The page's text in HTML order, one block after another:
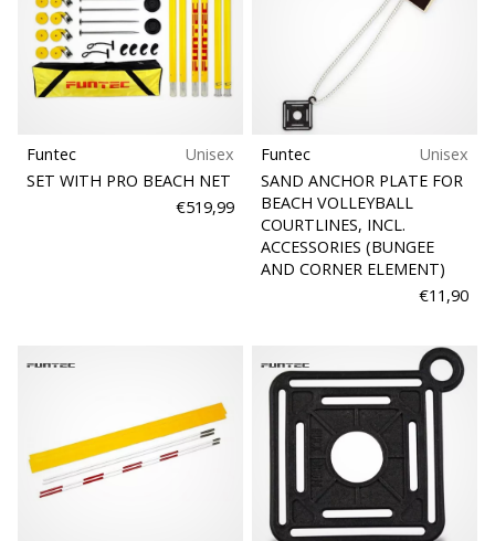
Funtec
Unisex
SET WITH PRO BEACH NET
€519,99
Funtec
Unisex
SAND ANCHOR PLATE FOR
BEACH VOLLEYBALL
COURTLINES, INCL.
ACCESSORIES (BUNGEE
AND CORNER ELEMENT)
€11,90